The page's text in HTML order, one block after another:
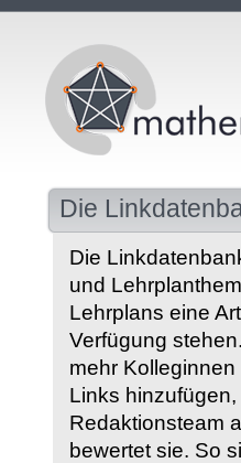
Die
Die
und
Lehrplans eine
Verfügung
mehr Kolleginnen
Links
Redaktionsteam
bewertet sie. So